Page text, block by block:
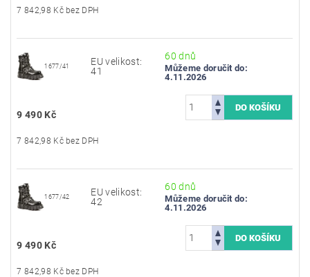
7 842,98 Kč bez DPH
1677/41
EU velikost:
41
60 dnů
Můžeme doručit do:
4.11.2026
9 490 Kč
7 842,98 Kč bez DPH
1677/42
EU velikost:
42
60 dnů
Můžeme doručit do:
4.11.2026
9 490 Kč
7 842,98 Kč bez DPH